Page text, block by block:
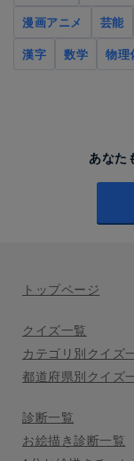
漫画アニメ
芸能
漢字
数学 物理
あなた
トップページ
クイズ一覧
カテゴリ別クイズ
都道府県別クイズ
診断一覧
お絵描き診断一覧